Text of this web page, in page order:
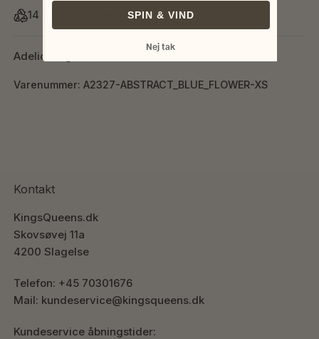
14 dages fuld returret
Adelic long dress
Varenummer: A2327-ABSTRACT_BLUE_FLOWER-XS
Kontakt
KingsQueens.dk
Skovsøvej 11a
4200 Slagelse
Telefon: +45 70301676
Mail: kundeservice@kingsqueens.dk
Kundeservice åbningstider:
SPIN & VIND
Nej tak